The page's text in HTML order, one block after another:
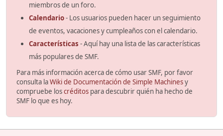
miembros de un foro.
Calendario- Los usuarios pueden hacer un seguimiento
de eventos, vacaciones y cumpleaños con el calendario.
Características - Aquí hay una lista de las características
más populares de SMF.
Para más información acerca de cómo usar SMF, por favor
consulta laWiki de Documentación de Simple Machinesy
compruebe loscréditos para descubrir quién ha hecho de
SMF lo que es hoy.